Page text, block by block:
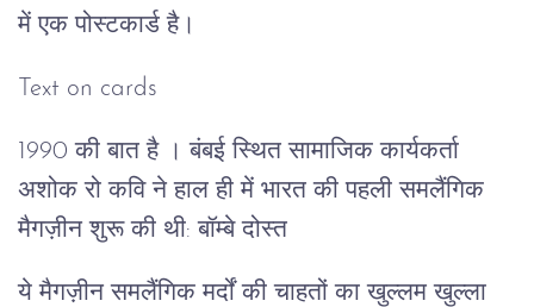
में एक पोस्टकार्ड है।
Text on cards
1990 की बात है । बंबई स्थित सामाजिक कार्यकर्ता
अशोक रो कवि ने हाल ही में भारत की पहली समलैंगिक
मैगज़ीन शुरू की थी: बॉम्बे दोस्त
ये मैगज़ीन समलैंगिक मर्दों की चाहतों का खुल्लम खुल्ला